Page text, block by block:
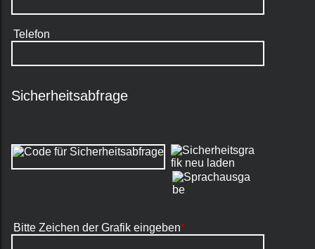
Telefon
Sicherheitsabfrage
Bitte Zeichen der Grafik eingeben*